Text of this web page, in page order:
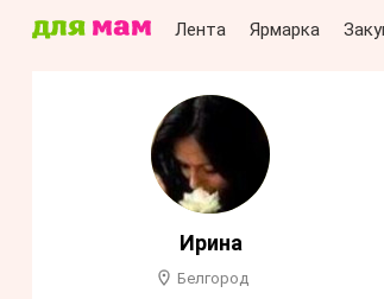
Лента Ярмарка
Ирина
Белгород